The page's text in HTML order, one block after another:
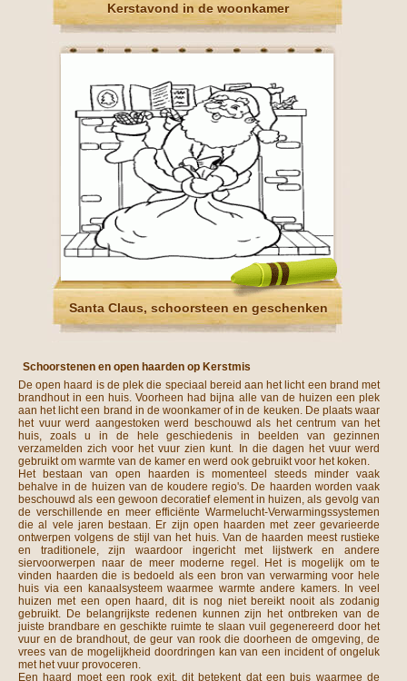
Kerstavond in de woonkamer
Santa Claus, schoorsteen en geschenken
Schoorstenen en open haarden op Kerstmis
De open haard is de plek die speciaal bereid aan het licht een brand met
brandhout in een huis. Voorheen had bijna alle van de huizen een plek
aan het licht een brand in de woonkamer of in de keuken. De plaats waar
het vuur werd aangestoken werd beschouwd als het centrum van het
huis, zoals u in de hele geschiedenis in beelden van gezinnen
verzamelden zich voor het vuur zien kunt. In die dagen het vuur werd
gebruikt om warmte van de kamer en werd ook gebruikt voor het koken.
Het bestaan van open haarden is momenteel steeds minder vaak
behalve in de huizen van de koudere regio's. De haarden worden vaak
beschouwd als een gewoon decoratief element in huizen, als gevolg van
de verschillende en meer efficiënte Warmelucht-Verwarmingssystemen
die al vele jaren bestaan. Er zijn open haarden met zeer gevarieerde
ontwerpen volgens de stijl van het huis. Van de haarden meest rustieke
en traditionele, zijn waardoor ingericht met lijstwerk en andere
siervoorwerpen naar de meer moderne regel. Het is mogelijk om te
vinden haarden die is bedoeld als een bron van verwarming voor hele
huis via een kanaalsysteem waarmee warmte andere kamers. In veel
huizen met een open haard, dit is nog niet bereikt nooit als zodanig
gebruikt. De belangrijkste redenen kunnen zijn het ontbreken van de
juiste brandbare en geschikte ruimte te slaan vuil gegenereerd door het
vuur en de brandhout, de geur van rook die doorheen de omgeving, de
vrees van de mogelijkheid doordringen kan van een incident of ongeluk
met het vuur provoceren.
Een haard moet een rook exit, dit betekent dat een buis waarmee de